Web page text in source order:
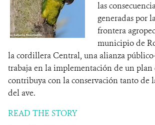
las
generadas por
frontera
municipio de
la cordillera Central, una alianza
trabaja en la implementación de un plan
contribuya con la conservación tanto de
del ave.
READ THE STORY